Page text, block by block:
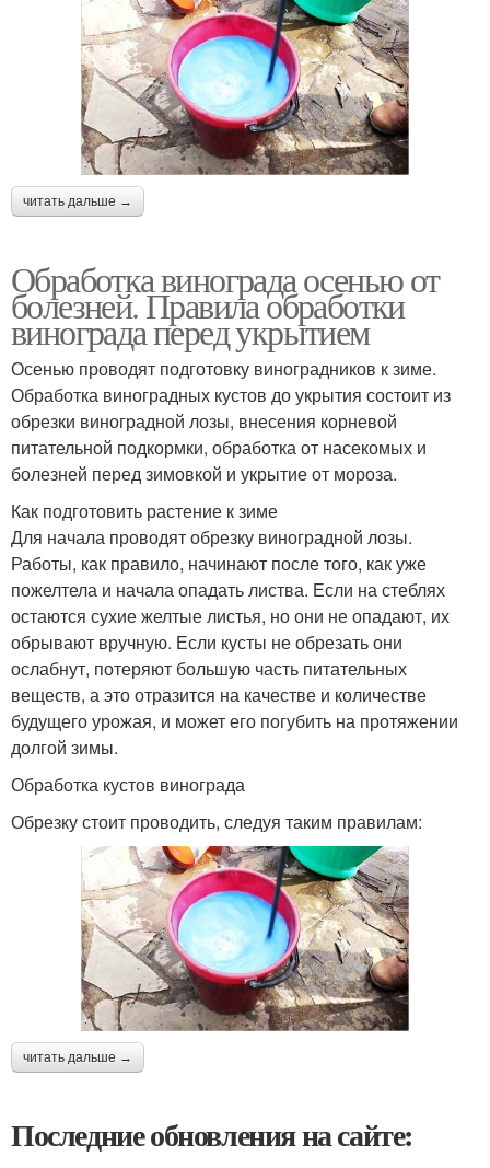
читать дальше →
Обработка винограда осенью от
болезней. Правила обработки
винограда перед укрытием
Осенью проводят подготовку виноградников к зиме.
Обработка виноградных кустов до укрытия состоит из
обрезки виноградной лозы, внесения корневой
питательной подкормки, обработка от насекомых и
болезней перед зимовкой и укрытие от мороза.
Как подготовить растение к зиме
Для начала проводят обрезку виноградной лозы.
Работы, как правило, начинают после того, как уже
пожелтела и начала опадать листва. Если на стеблях
остаются сухие желтые листья, но они не опадают, их
обрывают вручную. Если кусты не обрезать они
ослабнут, потеряют большую часть питательных
веществ, а это отразится на качестве и количестве
будущего урожая, и может его погубить на протяжении
долгой зимы.
Обработка кустов винограда
Обрезку стоит проводить, следуя таким правилам:
читать дальше →
Последние обновления на сайте: